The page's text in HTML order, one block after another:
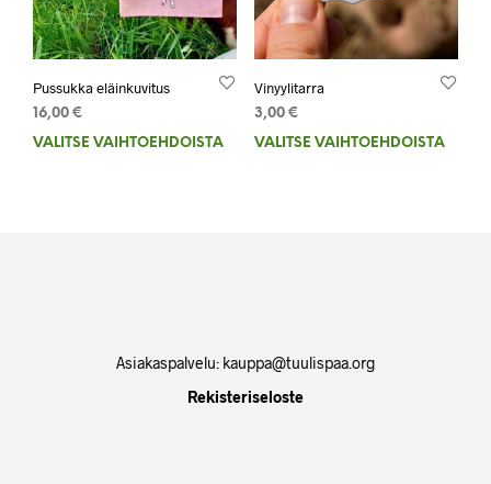
Pussukka eläinkuvitus
16,00 €
VALITSE VAIHTOEHDOISTA
Tällä
sivulla.
Vinyylitarra
3,00 €
VALITSE VAIHTOEHDOISTA
Asiakaspalvelu: kauppa@tuulispaa.org
Rekisteriseloste